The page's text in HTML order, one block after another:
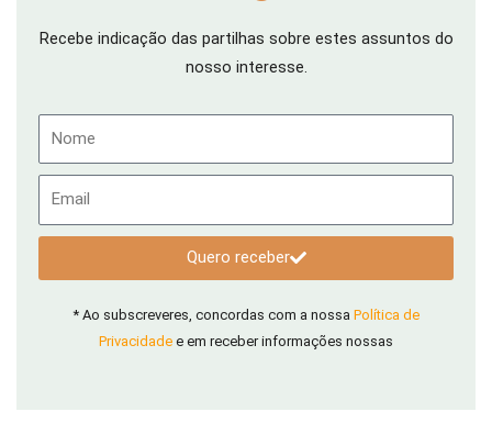
Recebe indicação das partilhas sobre estes assuntos do
nosso interesse.
Quero receber
* Ao subscreveres, concordas com a nossa Política de
Privacidade e em receber informações nossas